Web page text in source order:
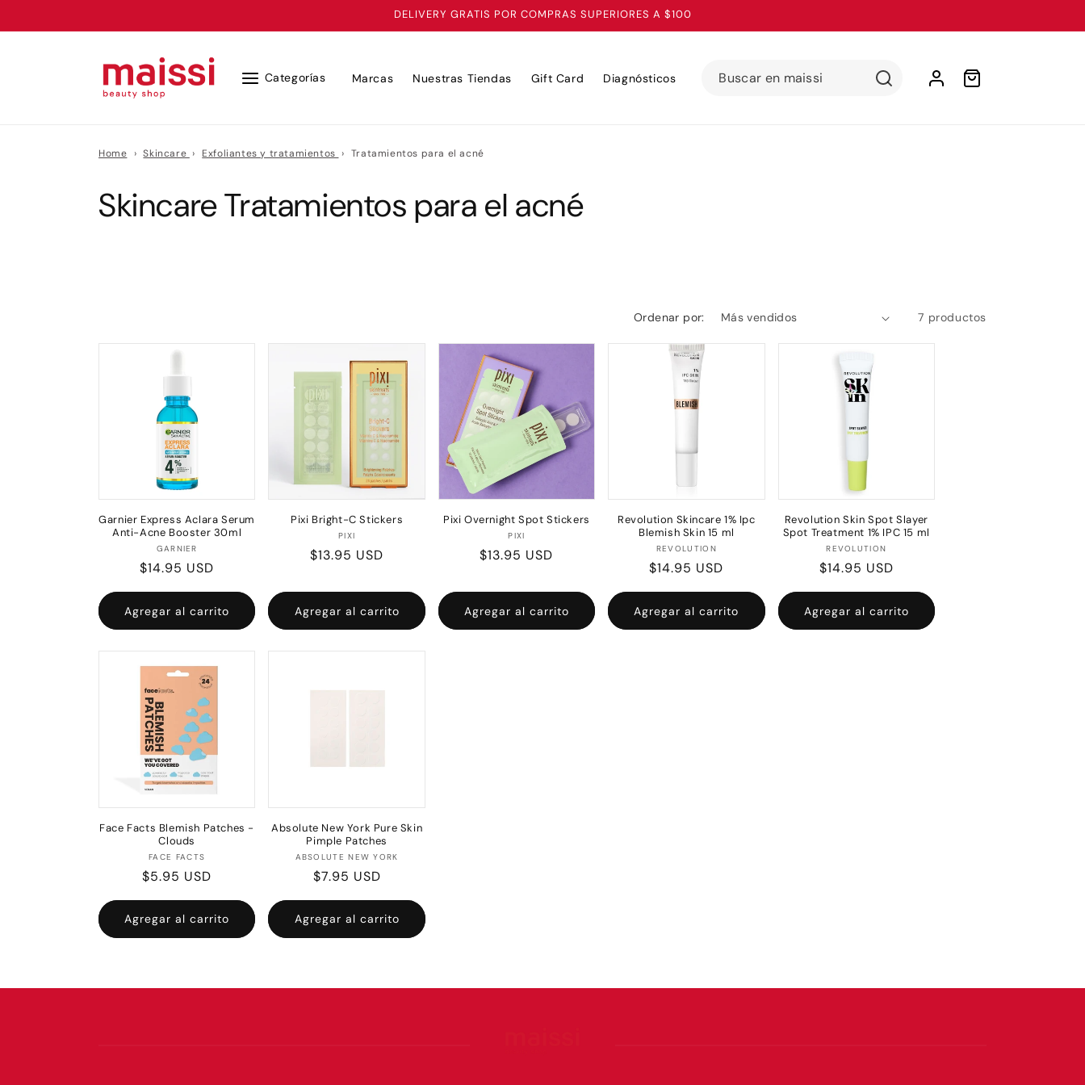
al contenido
DELIVERY GRATIS POR COMPRAS SUPERIORES A $100
Categorías Marcas Nuestras Tiendas Gift Card Diagnósticos Buscar en maissi
sesión
Carrito
Home › Skincare › Exfoliantes y tratamientos › Tratamientos para el acné
C
ó
n
Skincare Tratamientos para el acné
Ordenar por: 7 productos
Garnier Express Aclara Serum
Anti-Acne Booster 30ml
Proveedor:
GARNIER
Precio
habitual
$14.95 USD
Agregar al carrito
Pixi Bright-C Stickers
Proveedor:
PIXI
Precio
$13.95 USD
Agregar al carrito
Pixi Overnight Spot Stickers
Proveedor:
PIXI
Precio
$13.95 USD
Agregar al carrito
Revolution Skincare 1% Ipc
Blemish Skin 15 ml
Proveedor:
REVOLUTION
Precio
habitual
$14.95 USD
Agregar al carrito
Revolution Skin Spot Slayer
Spot Treatment 1% IPC 15 ml
Proveedor:
REVOLUTION
Precio
habitual
$14.95 USD
Agregar al carrito
Face Facts Blemish Patches -
Clouds
Proveedor:
FACE FACTS
Precio
$5.95 USD
Agregar al carrito
Absolute New York Pure Skin
Pimple Patches
Proveedor:
ABSOLUTE NEW YORK
Precio
$7.95 USD
Agregar al carrito